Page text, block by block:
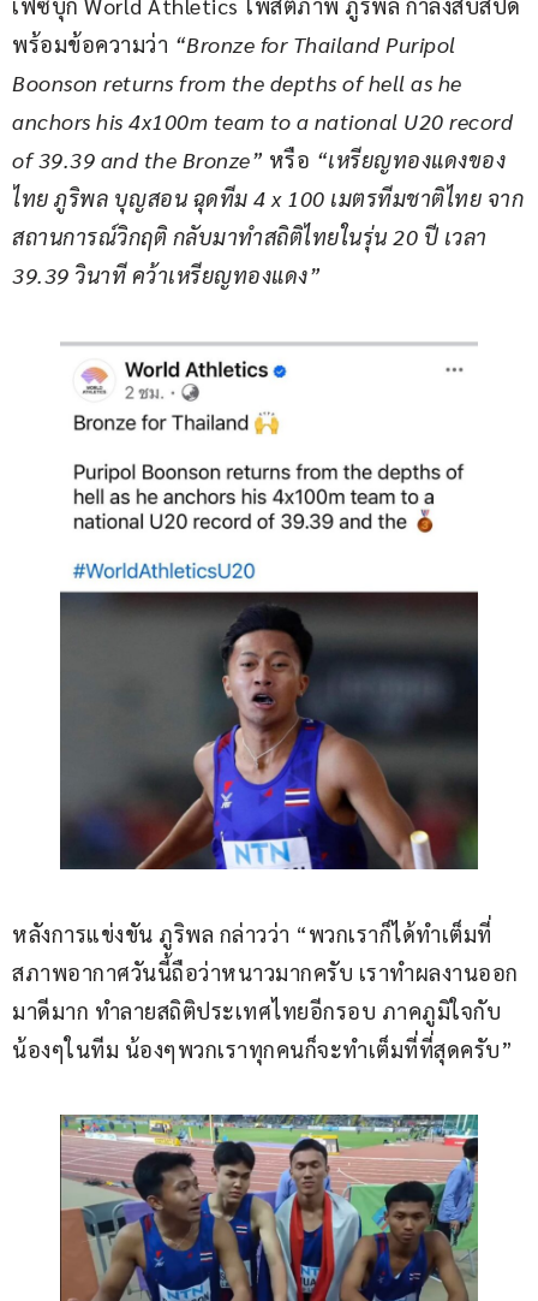
เฟซบุ๊ก World Athletics โพสต์ภาพ ภูริพล กำลังสับสปีด
พร้อมข้อความว่า “Bronze for Thailand Puripol
Boonson returns from the depths of hell as he
anchors his 4x100m team to a national U20 record
of 39.39 and the Bronze” หรือ “เหรียญทองแดงของ
ไทย ภูริพล บุญสอน ฉุดทีม 4 x 100 เมตรทีมชาติไทย จาก
สถานการณ์วิกฤติ กลับมาทำสถิติไทยในรุ่น 20 ปี เวลา
39.39 วินาที คว้าเหรียญทองแดง”
หลังการแข่งขัน ภูริพล กล่าวว่า “พวกเราก็ได้ทำเต็มที่
สภาพอากาศวันนี้ถือว่าหนาวมากครับ เราทำผลงานออก
มาดีมาก ทำลายสถิติประเทศไทยอีกรอบ ภาคภูมิใจกับ
น้องๆในทีม น้องๆพวกเราทุกคนก็จะทำเต็มที่ที่สุดครับ”